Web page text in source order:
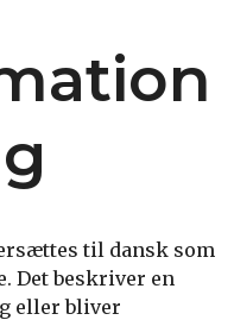
til dansk som
Det beskriver en
eller bliver